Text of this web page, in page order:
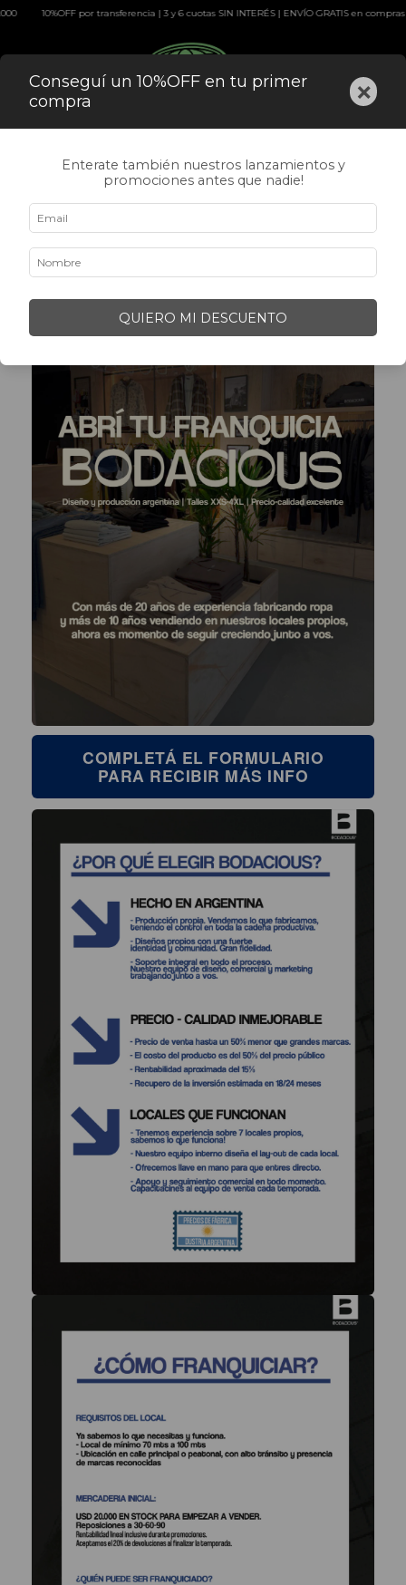
10%OFF por transferencia | 3 y 6 cuotas SIN INTERÉS | ENVÍO GRATIS en compras
Franquicias
COMPLETÁ EL FORMULARIO
PARA RECIBIR MÁS INFO
Conseguí un 10%OFF en tu primer
compra
×
Enterate también nuestros lanzamientos y
promociones antes que nadie!
QUIERO MI DESCUENTO